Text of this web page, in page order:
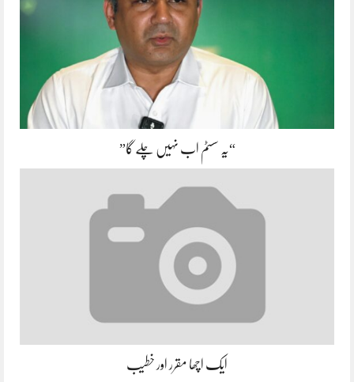
“یہ سسٹم اب نہیں چلے گا”
ایک اچھا مقرر اور خطیب